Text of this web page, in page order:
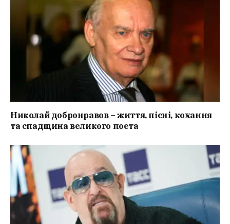
Николай добронравов – життя, пісні, кохання
та спадщина великого поета